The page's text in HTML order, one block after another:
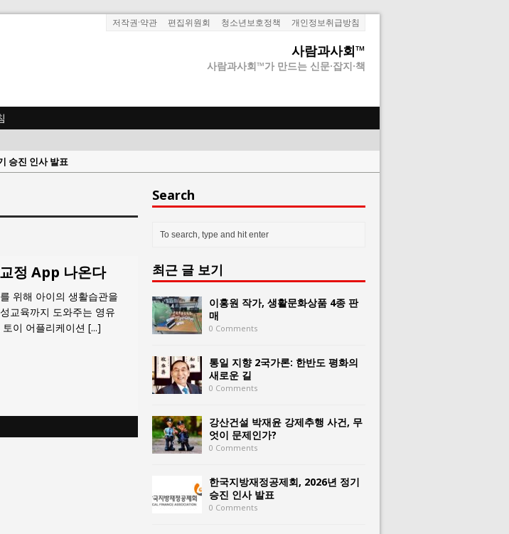
저작권·약관 편집위원회 청소년보호정책 개인정보취급방침
사람과사회™
사람과사회™가 만드는 신문·잡지·책
술보호·공급망 보안 세미나 개최
대도 약해질 수 있다”
품 4종 판매
평화의 새로운 길
사건, 무엇이 문제인가?
승진 인사 발표
정 App 나온다
위해 아이의 생활습관을
교육까지 도와주는 영유
이 어플리케이션 [...]
Search
최근 글 보기
이홍원 작가, 생활문화상품 4종 판
매
0 Comments
통일 지향 2국가론: 한반도 평화의
새로운 길
0 Comments
강산건설 박재윤 강제추행 사건, 무
엇이 문제인가?
0 Comments
한국지방재정공제회, 2026년 정기
승진 인사 발표
0 Comments